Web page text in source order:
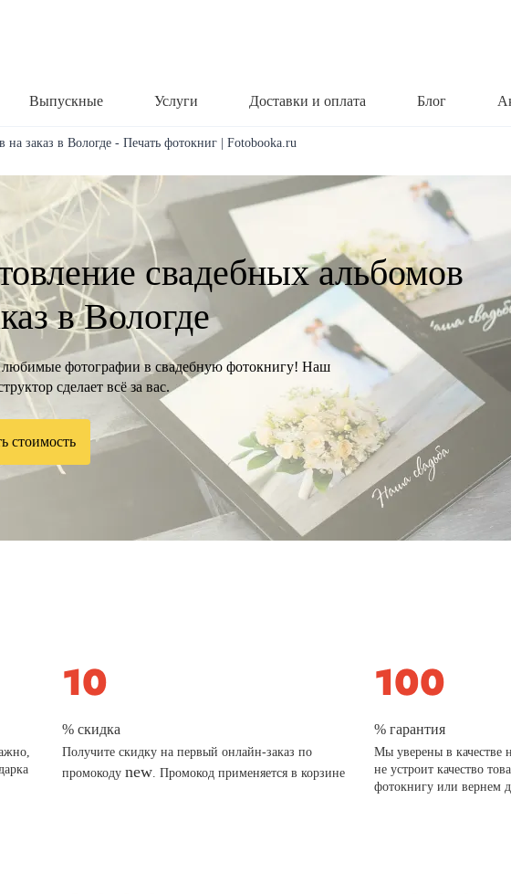
Выпускные Услуги Доставки и оплата Блог
на заказ в Вологде - Печать фотокниг | Fotobooka.ru
свадебных альбомов
в Вологде
любимые фотографии в свадебную фотокнигу! Наш
сделает всё за вас.
стоимость
% скидка
Получите скидку на первый онлайн-заказ по
промокодуnew . Промокод применяется в корзине
% гарантия
Мы уверены в качестве
не устроит качество
фотокнигу или вернем